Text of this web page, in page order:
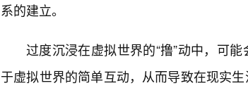
系的建立。
过度沉浸在虚拟世界的“撸”动中，可
于虚拟世界的简单互动，从而导致在现实